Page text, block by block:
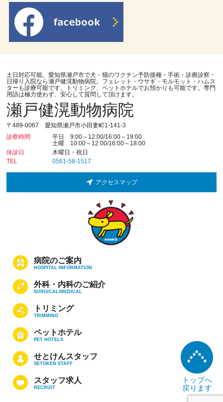
土日対応可能。愛知県瀬戸市で犬・猫のワクチン予防接種・手術・診療診察・
日帰り入院なら瀬戸健滉動物病院。フェレット・ウサギ・モルモット・ハムス
ターも診療可能です。トリミング、ペットホテルでお預かりも可能です。専門
用語は極力使わず、安心して質問して頂けます。
瀬戸健滉動物病院
〒489-0067 愛知県瀬戸市小田妻町1-141-3
診察時間
平日 9:00～12:00/16:00～19:00
土曜 10:00～12:00/16:00～18:00
休診日
木曜日・祝日
TEL
0561-58-1517
アクセスマップ
病院のご案内
HOSPITAL INFORMATION
外科・内科のご紹介
SURGICAL/MEDICAL
トリミング
TRIMMING
ペットホテル
PET HOTELS
せとけんスタッフ
SETOKEN STAFF
スタッフ求人
RECRUIT
トップへ
戻ります